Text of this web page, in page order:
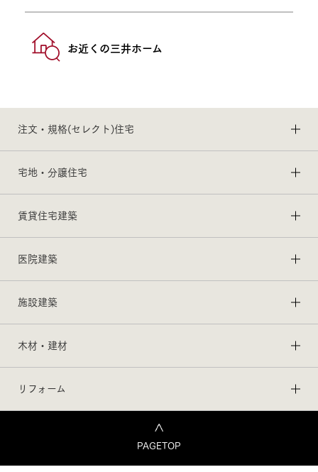
お近くの三井ホーム
注文・規格(セレクト)住宅
宅地・分譲住宅
賃貸住宅建築
医院建築
施設建築
木材・建材
リフォーム
PAGETOP